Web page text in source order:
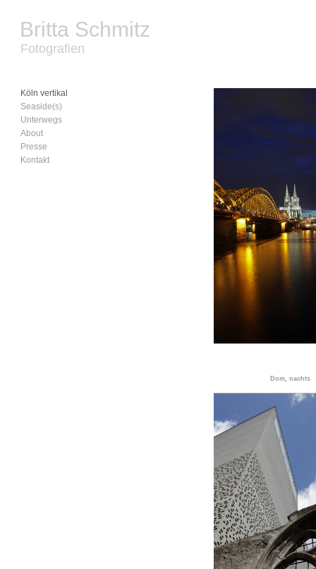
Britta Schmitz
Fotografien
Köln vertikal
Seaside(s)
Unterwegs
About
Presse
Kontakt
Dom, nachts